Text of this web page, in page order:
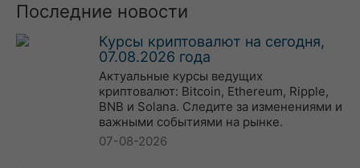
Последние новости
Курсы криптовалют на сегодня,
07.08.2026 года
Актуальные курсы ведущих
криптовалют: Bitcoin, Ethereum, Ripple,
BNB и Solana. Следите за изменениями и
важными событиями на рынке.
07-08-2026